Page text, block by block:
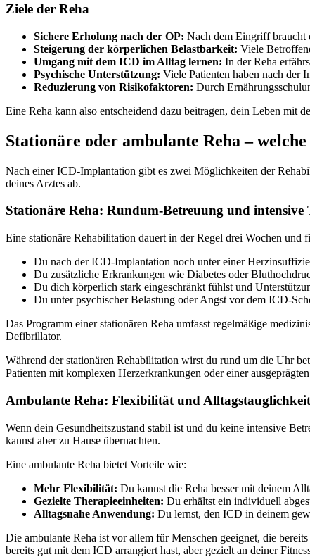
Ziele der Reha
Sichere Erholung nach der OP: Nach dem Eingriff braucht
Steigerung der körperlichen Belastbarkeit: Viele
Umgang mit dem ICD im Alltag lernen: In der Reha
Psychische Unterstützung: Viele Patienten haben nach der
Reduzierung von Risikofaktoren: Durch
Eine Reha kann also entscheidend dazu beitragen, dein Leben mit
Stationäre oder ambulante Reha –
Nach einer ICD-Implantation gibt es zwei Möglichkeiten der
deines Arztes ab.
Stationäre Reha: Rundum-Betreuung und intensive
Eine stationäre Rehabilitation dauert in der Regel drei Wochen
Du nach der ICD-Implantation noch unter einer
Du zusätzliche Erkrankungen wie Diabetes oder
Du dich körperlich stark eingeschränkt fühlst und
Du unter psychischer Belastung oder Angst vor dem ICD-
Das Programm einer stationären Reha umfasst regelmäßige
Defibrillator.
Während der stationären Rehabilitation wirst du rund um die Uhr
Patienten mit komplexen Herzerkrankungen oder einer
Ambulante Reha: Flexibilität und Alltagstauglichkeit
Wenn dein Gesundheitszustand stabil ist und du keine intensive
kannst aber zu Hause übernachten.
Eine ambulante Reha bietet Vorteile wie:
Mehr Flexibilität: Du kannst die Reha besser mit deinem
Gezielte Therapieeinheiten: Du erhältst ein individuell
Alltagsnahe Anwendung: Du lernst, den ICD in deinem
Die ambulante Reha ist vor allem für Menschen geeignet, die
bereits gut mit dem ICD arrangiert hast, aber gezielt an deiner